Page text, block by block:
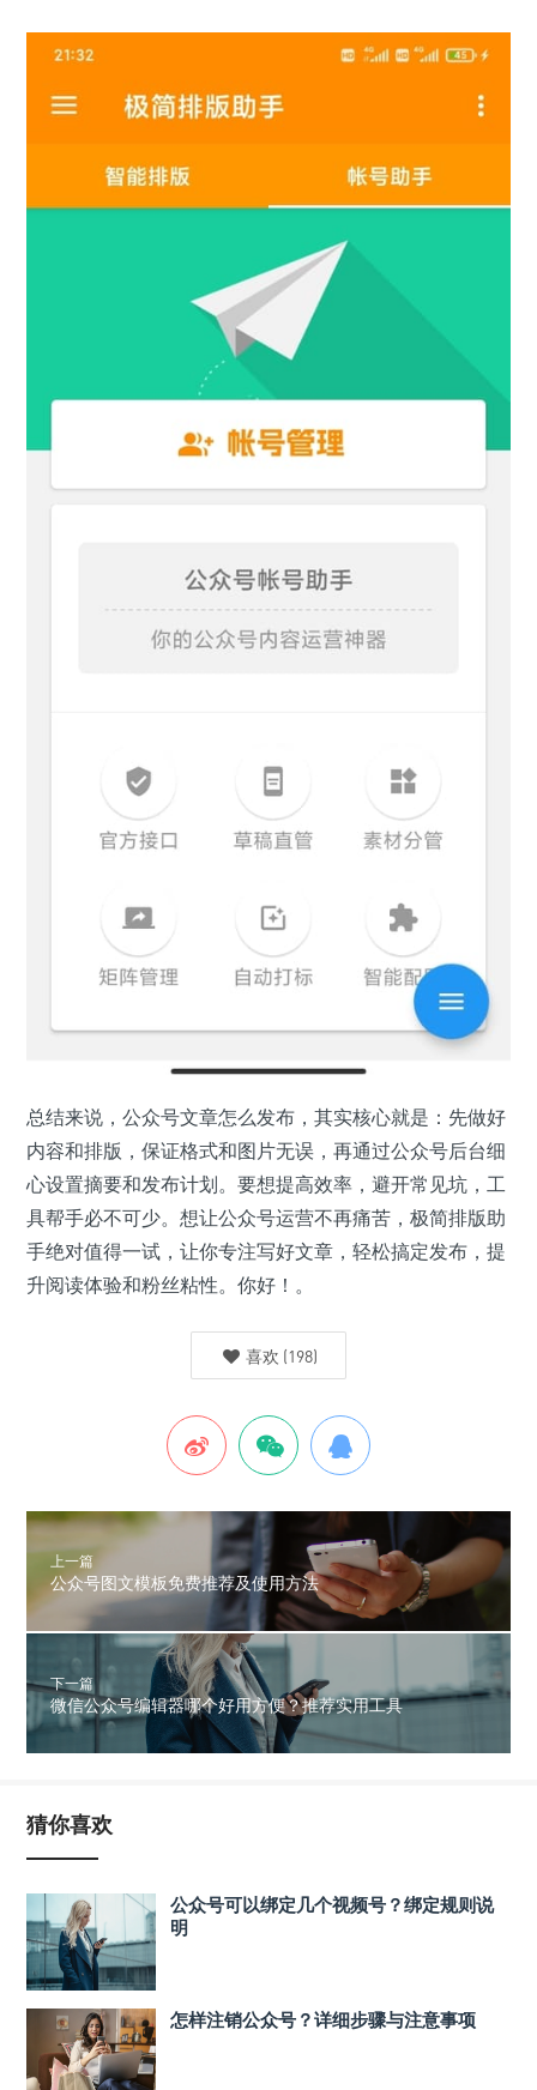
总结来说，公众号文章怎么发布，其实核心就是：先做好
内容和排版，保证格式和图片无误，再通过公众号后台细
心设置摘要和发布计划。要想提高效率，避开常见坑，工
具帮手必不可少。想让公众号运营不再痛苦，极简排版助
手绝对值得一试，让你专注写好文章，轻松搞定发布，提
升阅读体验和粉丝粘性。你好！。
喜欢 (198)
上一篇
公众号图文模板免费推荐及使用方法
下一篇
微信公众号编辑器哪个好用方便？推荐实用工具
猜你喜欢
公众号可以绑定几个视频号？绑定规则说
明
怎样注销公众号？详细步骤与注意事项